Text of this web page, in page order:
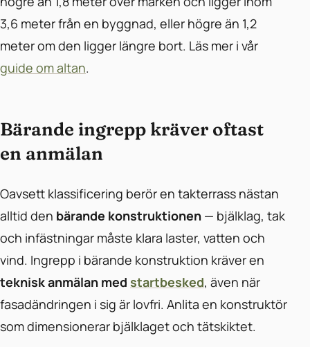
3,6 meter från en byggnad, eller högre än 1,2
meter om den ligger längre bort. Läs mer i vår
guide om altan.
Bärande ingrepp kräver oftast
en anmälan
Oavsett klassificering berör en takterrass nästan
alltid den bärande konstruktionen — bjälklag, tak
och infästningar måste klara laster, vatten och
vind. Ingrepp i bärande konstruktion kräver en
teknisk anmälan med startbesked, även när
fasadändringen i sig är lovfri. Anlita en konstruktör
som dimensionerar bjälklaget och tätskiktet.